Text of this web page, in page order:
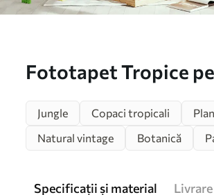
Fototapet Tropice
Jungle Copaci tropicali
Natural vintage
Botanică
Specificații și material